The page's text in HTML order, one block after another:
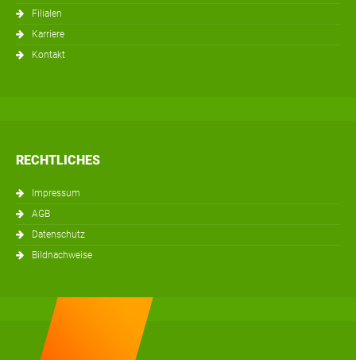
Filialen
Karriere
Kontakt
RECHTLICHES
Impressum
AGB
Datenschutz
Bildnachweise